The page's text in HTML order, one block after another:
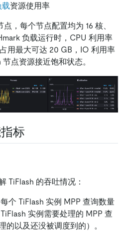
资源使用率
，每个节点配置均为 16 核、
负载运行时，CPU 利用率
用最大可达 20 GB，IO 利用率
点资源接近饱和状态。
标
TiFlash 的吞吐情况：
个 TiFlash 实例 MPP 查询数量
实例需要处理的 MPP 查
的以及还没被调度到的）。